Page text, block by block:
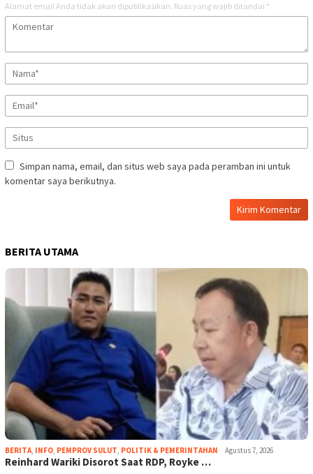
Alamat email Anda tidak akan dipublikasikan. Ruas yang wajib ditandai *
Simpan nama, email, dan situs web saya pada peramban ini untuk
komentar saya berikutnya.
BERITA UTAMA
BERITA, INFO, PEMPROV SULUT, POLITIK & PEMERINTAHAN Agustus 7, 2026
Reinhard Wariki Disorot Saat RDP, Royke …